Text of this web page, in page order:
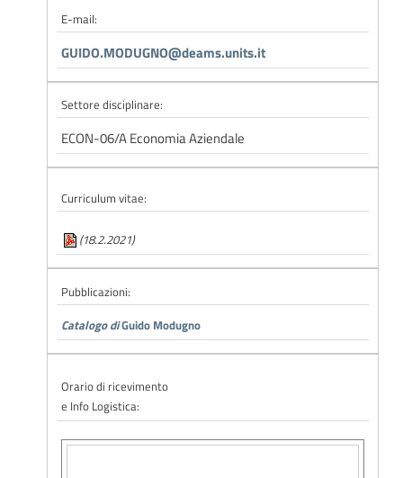
E-mail:
GUIDO.MODUGNO@deams.units.it
Settore disciplinare:
ECON-06/A Economia Aziendale
Curriculum vitae:
(18.2.2021)
Pubblicazioni:
Catalogo diGuido Modugno
Orario di ricevimento
e Info Logistica: